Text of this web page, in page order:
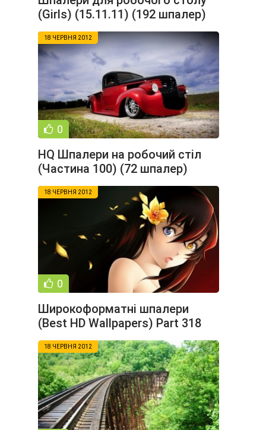
(Girls) (15.11.11) (192 шпалер)
18 ЧЕРВНЯ 2012
0
HQ Шпалери на робочий стіл
(Частина 100) (72 шпалер)
18 ЧЕРВНЯ 2012
0
Широкоформатні шпалери
(Best HD Wallpapers) Part 318
(54 шпалер)
18 ЧЕРВНЯ 2012